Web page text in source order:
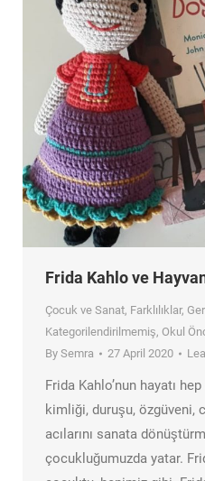
Frida Kahlo ve
Çocuk ve Sanat, Farklılıklar,
Kategorilendirilmemiş, Okul
By Semra 27 April 2020
Frida Kahlo’nun hayatı
kimliği, duruşu, özgüveni,
acılarını sanata
çocukluğumuzda yatar.